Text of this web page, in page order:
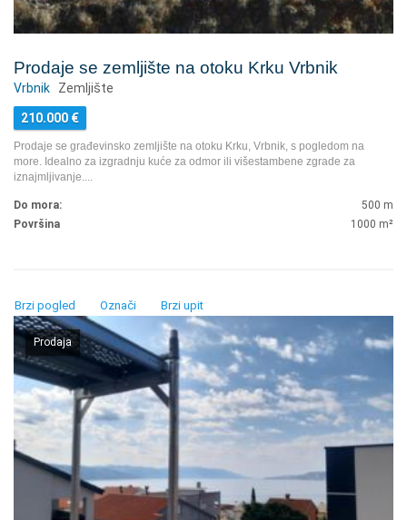
Prodaje se zemljište na otoku Krku Vrbnik
Vrbnik Zemljište
210.000 €
Prodaje se građevinsko zemljište na otoku Krku, Vrbnik, s pogledom na
more. Idealno za izgradnju kuće za odmor ili višestambene zgrade za
iznajmljivanje....
Do mora:
500 m
Površina
1000 m²
Brzi pogled Označi Brzi upit
Prodaja